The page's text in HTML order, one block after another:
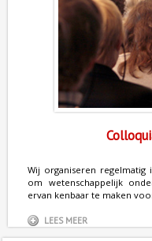
Wij organiseren regelmatig
om wetenschappelijk
ervan kenbaar te maken
LEES MEER